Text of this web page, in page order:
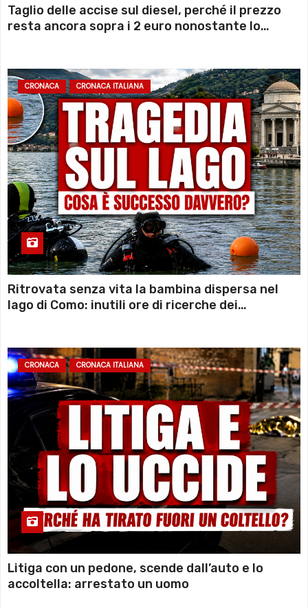
Taglio delle accise sul diesel, perché il prezzo
resta ancora sopra i 2 euro nonostante lo
CRONACA CRONACA ITALIANA
Ritrovata senza vita la bambina dispersa nel
lago di Como: inutili ore di ricerche dei
CRONACA CRONACA ITALIANA
Litiga con un pedone, scende dall’auto e lo
accoltella: arrestato un uomo